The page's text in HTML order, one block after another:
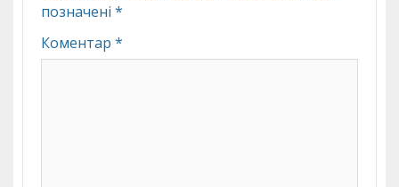
позначені *
Коментар *